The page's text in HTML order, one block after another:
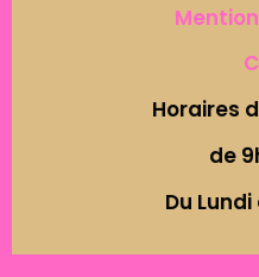
Horaires
de
Du